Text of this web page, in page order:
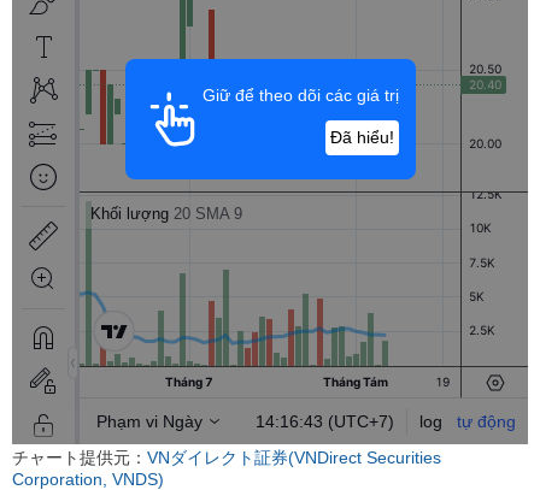
チャート提供元： VNダイレクト証券(VNDirect Securities
Corporation, VNDS)